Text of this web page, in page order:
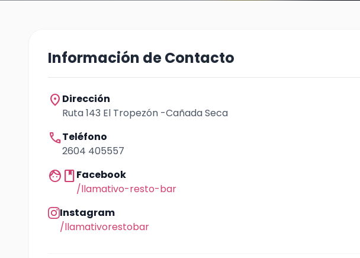
Información de Contacto
location_on Dirección
Ruta 143 El Tropezón -Cañada Seca
callTeléfono
2604 405557
facebookFacebook
/llamativo-resto-bar
Instagram
/llamativorestobar